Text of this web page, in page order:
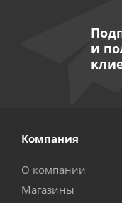
и
Компания
О компании
Магазины